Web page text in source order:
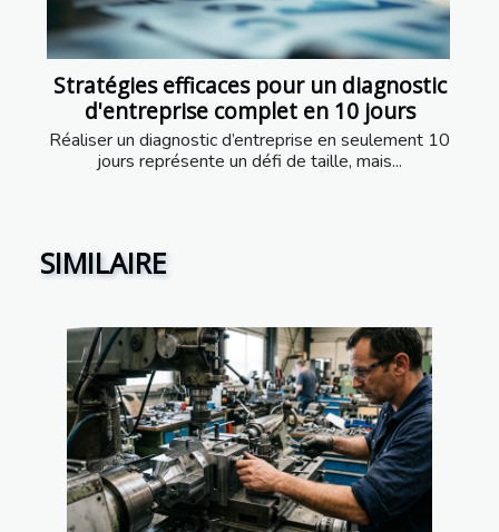
Stratégies efficaces pour un diagnostic
d'entreprise complet en 10 jours
Réaliser un diagnostic d’entreprise en seulement 10
jours représente un défi de taille, mais...
SIMILAIRE